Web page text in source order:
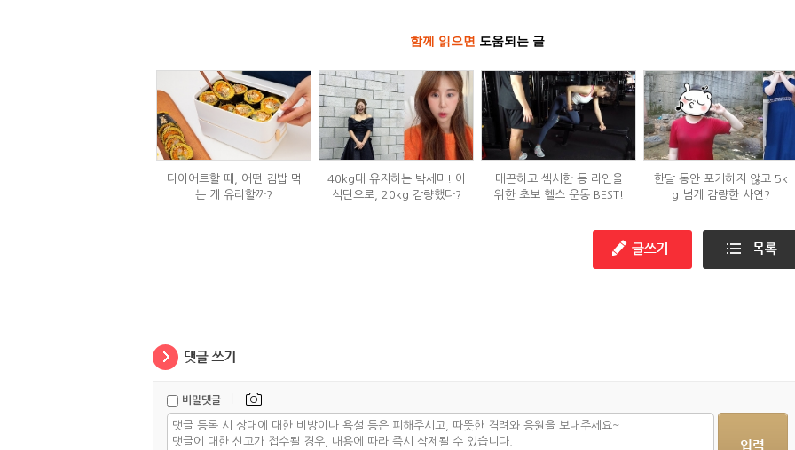
함께 읽으면 도움되는 글
다이어트할 때, 어떤 김밥 먹
는 게 유리할까?
40kg대 유지하는 박세미! 이
식단으로, 20kg 감량했다?
매끈하고 섹시한 등 라인을
위한 초보 헬스 운동 BEST!
한달 동안 포기하지 않고 5k
g 넘게 감량한 사연?
비밀댓글